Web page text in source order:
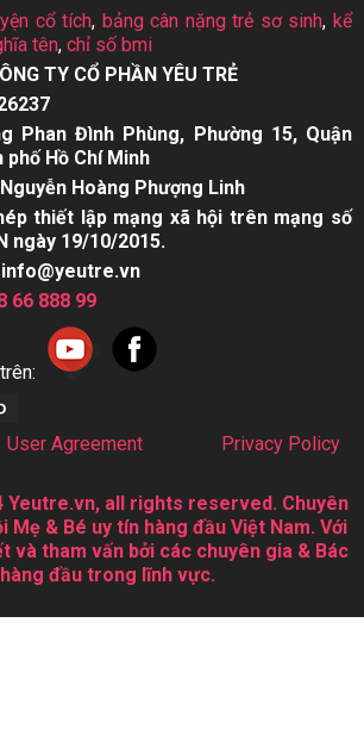
cổ tích, bảng cân nặng trẻ sơ sinh,kể
tên, chỉ số bmi
TY CỔ PHẦN YÊU TRẺ
Phan Đình Phùng, Phường 15, Quận
phố Hồ Chí Minh
Nguyễn Hoàng Phượng Linh
thiết lập mạng xã hội trên mạng số
ngày 19/10/2015.
info@yeutre.vn
66 888 99
User Agreement
Privacy Policy
Yeutre.vn, all rights reserved. Chuyên
Mẹ & Bé uy tín hàng đầu Việt Nam. Với
và tham vấn bởi các chuyên gia & Bác
đầu trong lĩnh vực.